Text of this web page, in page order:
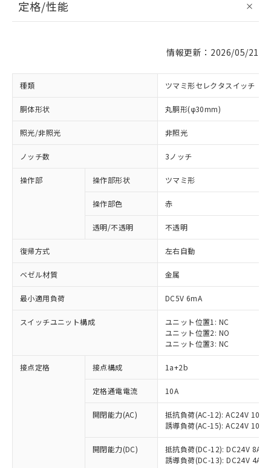
定格/性能
情報更新：2026/05/21
種類 ツマミ形セレクタスイッチ
胴体形状 丸胴形(φ30mm)
照光/非照光 非照光
ノッチ数 3ノッチ
操作部 操作部形状 ツマミ形
操作部色 赤
透明/不透明 不透明
復帰方式 左右自動
ベゼル材質 金属
最小適用負荷 DC5V 6mA
スイッチユニット構成
ユニット位置1: NC
ユニット位置2: NO
ユニット位置3: NC
接点定格 接点構成 1a+2b
定格通電電流 10A
開閉能力(AC)
抵抗負荷(AC-12): AC24V 10A/
誘導負荷(AC-15): AC24V
開閉能力(DC)
抵抗負荷(DC-12): DC24V 8A/
誘導負荷(DC-13): DC24V 4A/
ご利用条件
対応済み：EU RoHS指令（10物質）の
非含有に対応した製品が提供可能な商品で
有に対応した製品に切り替える予定のある